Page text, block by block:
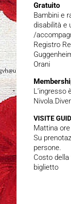
Gratuito
Bambini e
disabilità e
/
Registro
Orani
L’ingresso
VISITE
Mattina
Su
persone.
Costo della
biglietto